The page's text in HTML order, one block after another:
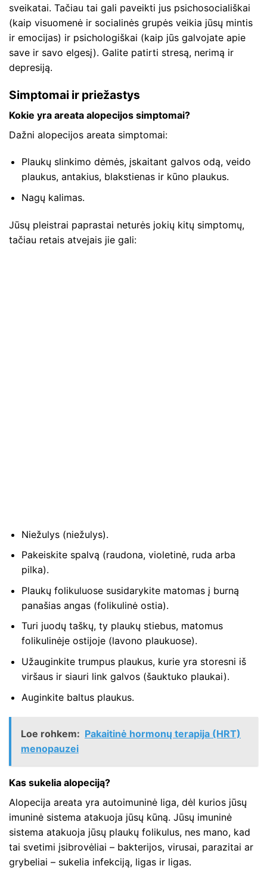
sveikatai. Tačiau tai gali paveikti jus psichosociališkai
(kaip visuomenė ir socialinės grupės veikia jūsų mintis
ir emocijas) ir psichologiškai (kaip jūs galvojate apie
save ir savo elgesį). Galite patirti stresą, nerimą ir
depresiją.
Simptomai ir priežastys
Kokie yra areata alopecijos simptomai?
Dažni alopecijos areata simptomai:
Plaukų slinkimo dėmės, įskaitant galvos odą, veido
plaukus, antakius, blakstienas ir kūno plaukus.
Nagų kalimas.
Jūsų pleistrai paprastai neturės jokių kitų simptomų,
tačiau retais atvejais jie gali:
Niežulys (niežulys).
Pakeiskite spalvą (raudona, violetinė, ruda arba
pilka).
Plaukų folikuluose susidarykite matomas į burną
panašias angas (folikulinė ostia).
Turi juodų taškų, ty plaukų stiebus, matomus
folikulinėje ostijoje (lavono plaukuose).
Užauginkite trumpus plaukus, kurie yra storesni iš
viršaus ir siauri link galvos (šauktuko plaukai).
Auginkite baltus plaukus.
Loe rohkem: Pakaitinė hormonų terapija (HRT)
menopauzei
Kas sukelia alopeciją?
Alopecija areata yra autoimuninė liga, dėl kurios jūsų
imuninė sistema atakuoja jūsų kūną. Jūsų imuninė
sistema atakuoja jūsų plaukų folikulus, nes mano, kad
tai svetimi įsibrovėliai – bakterijos, virusai, parazitai ar
grybeliai – sukelia infekciją, ligas ir ligas.